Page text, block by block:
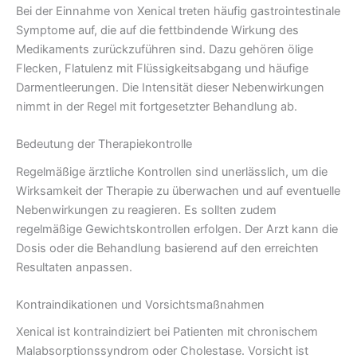
Bei der Einnahme von Xenical treten häufig gastrointestinale
Symptome auf, die auf die fettbindende Wirkung des
Medikaments zurückzuführen sind. Dazu gehören ölige
Flecken, Flatulenz mit Flüssigkeitsabgang und häufige
Darmentleerungen. Die Intensität dieser Nebenwirkungen
nimmt in der Regel mit fortgesetzter Behandlung ab.
Bedeutung der Therapiekontrolle
Regelmäßige ärztliche Kontrollen sind unerlässlich, um die
Wirksamkeit der Therapie zu überwachen und auf eventuelle
Nebenwirkungen zu reagieren. Es sollten zudem
regelmäßige Gewichtskontrollen erfolgen. Der Arzt kann die
Dosis oder die Behandlung basierend auf den erreichten
Resultaten anpassen.
Kontraindikationen und Vorsichtsmaßnahmen
Xenical ist kontraindiziert bei Patienten mit chronischem
Malabsorptionssyndrom oder Cholestase. Vorsicht ist